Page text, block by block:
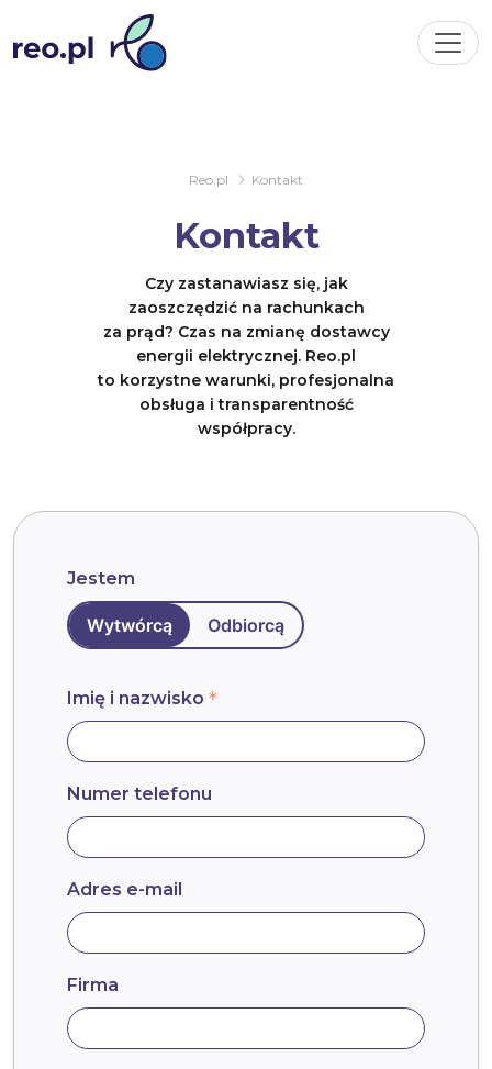
Reo.pl Kontakt
Kontakt
Czy zastanawiasz się, jak
zaoszczędzić na rachunkach
za prąd? Czas na zmianę dostawcy
energii elektrycznej. Reo.pl
to korzystne warunki, profesjonalna
obsługa i transparentność
współpracy.
Jestem
Wytwórcą Odbiorcą
Imię i nazwisko
Numer telefonu
Adres e-mail
Firma